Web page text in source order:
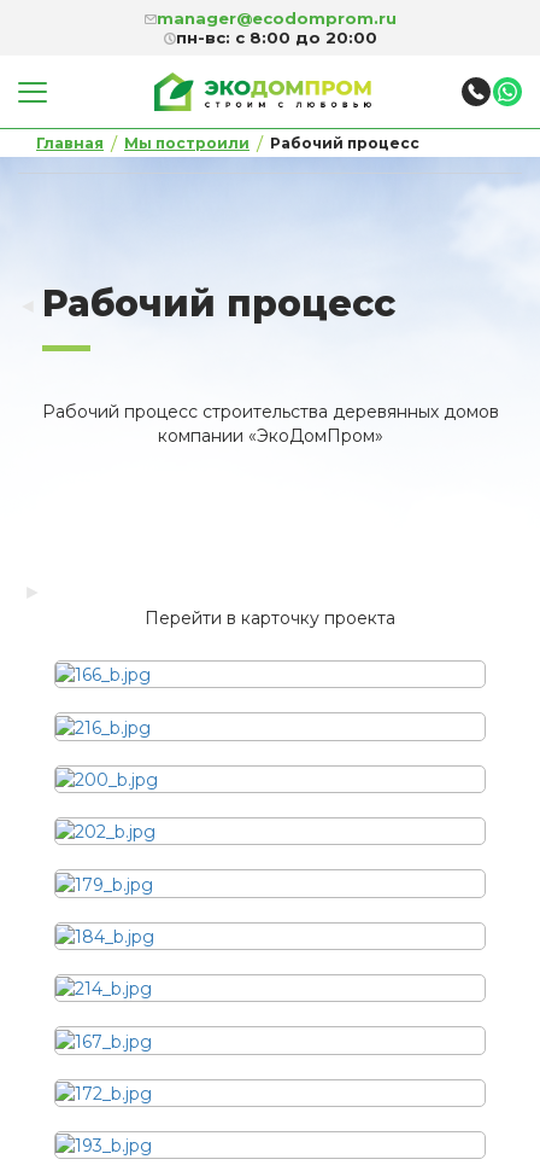
manager@ecodomprom.ru
пн-вс: с 8:00 до 20:00
Главная / Мы построили / Рабочий процесс
Рабочий процесс
Рабочий процесс строительства деревянных домов
компании «ЭкоДомПром»
►
Перейти в карточку проекта